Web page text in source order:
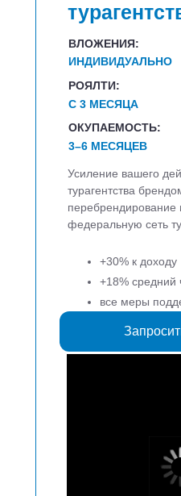
ИНДИВИДУАЛЬНО
ВЛОЖЕНИЯ:
С 3 МЕСЯЦА
РОЯЛТИ:
3–6 МЕСЯЦЕВ
ОКУПАЕМОСТЬ:
Усиление вашего
турагентства
перебрендирование
федеральную сеть
+30% к доходу
+18% средний
все меры